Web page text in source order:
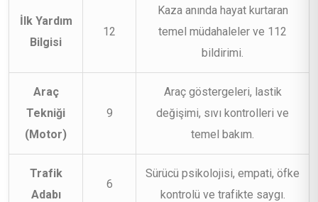
İlk Yardım
Bilgisi
12
Kaza anında hayat kurtaran
temel müdahaleler ve 112
bildirimi.
Araç
Tekniği
(Motor)
9
Araç göstergeleri, lastik
değişimi, sıvı kontrolleri ve
temel bakım.
Trafik
Adabı
6
Sürücü psikolojisi, empati, öfke
kontrolü ve trafikte saygı.